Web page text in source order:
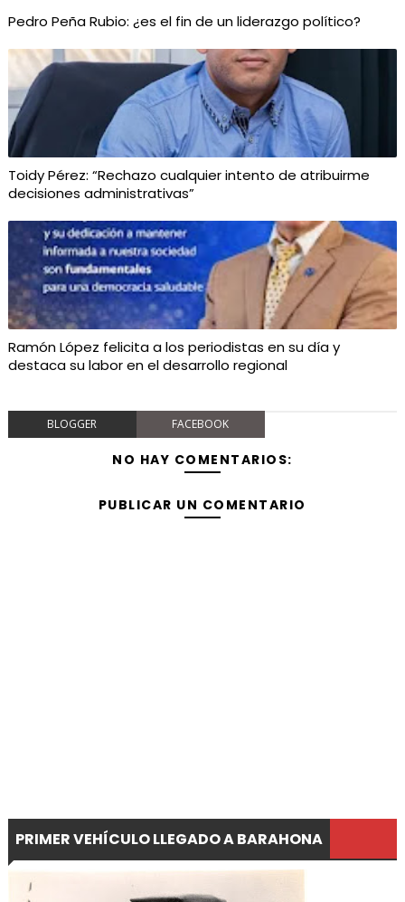
Pedro Peña Rubio: ¿es el fin de un liderazgo político?
Toidy Pérez: “Rechazo cualquier intento de atribuirme
decisiones administrativas”
Ramón López felicita a los periodistas en su día y
destaca su labor en el desarrollo regional
BLOGGER FACEBOOK
NO HAY COMENTARIOS:
PUBLICAR UN COMENTARIO
PRIMER VEHÍCULO LLEGADO A BARAHONA